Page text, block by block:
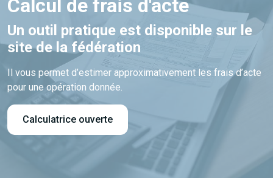
Calcul de frais d'acte
Un outil pratique est disponible sur le
site de la fédération
Il vous permet d’estimer approximativement les frais d’acte
pour une opération donnée.
Calculatrice ouverte